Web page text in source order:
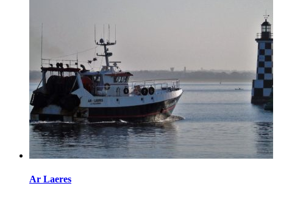
Ar Laeres